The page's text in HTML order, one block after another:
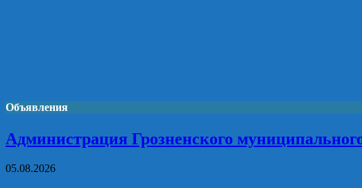
Объявления
Администрация Грозненского
05.08.2026